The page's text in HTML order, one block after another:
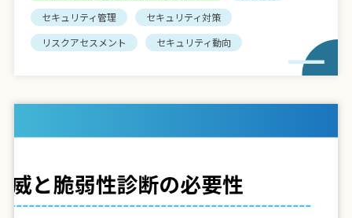
セキュリティ管理
セキュリティ対策
リスクアセスメント
セキュリティ動向